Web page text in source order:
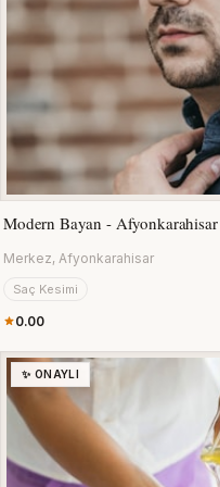
Modern Bayan - Afyonkarahisar
Merkez, Afyonkarahisar
Saç Kesimi
0.00
✨ ONAYLI